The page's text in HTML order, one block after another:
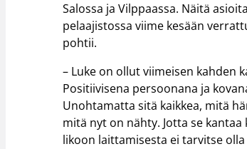
Salossa ja Vilppaassa. Näitä
pelaajistossa viime kesään
pohtii.
– Luke on ollut viimeisen kahden
Positiivisena persoonana ja
Unohtamatta sitä kaikkea, mitä
mitä nyt on nähty. Jotta se
likoon laittamisesta ei tarvitse